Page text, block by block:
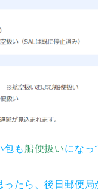
包も船便扱いになっ
たら、後日郵便